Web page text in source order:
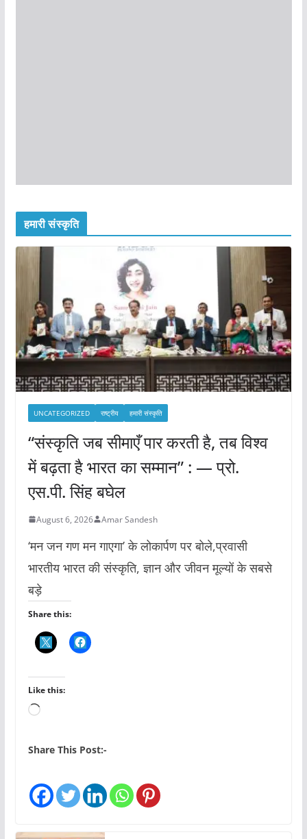
हमारी संस्कृति
UNCATEGORIZED राष्ट्रीय हमारी संस्कृति
“संस्कृति जब सीमाएँ पार करती है, तब विश्व
में बढ़ता है भारत का सम्मान” : — प्रो.
एस.पी. सिंह बघेल
August 6, 2026 Amar Sandesh
‘मन जन गण मन गाएगा’ के लोकार्पण पर बोले,प्रवासी
भारतीय भारत की संस्कृति, ज्ञान और जीवन मूल्यों के सबसे
बड़े
Share this:
Like this:
L
a
n
…
Share This Post:-